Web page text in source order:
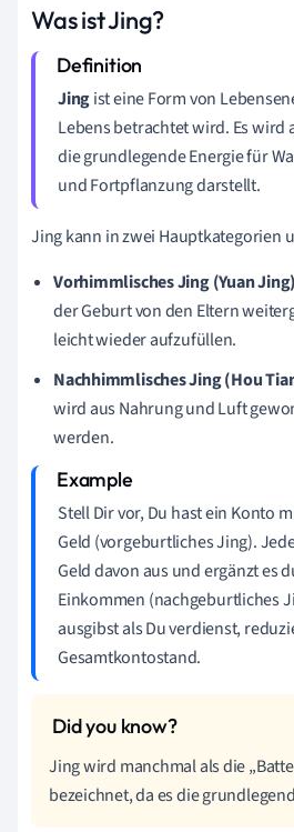
Was ist Jing?
Jingist eine Form von
Lebens betrachtet wird. Es wird
die grundlegende Energie für
und Fortpflanzung darstellt.
Jing kann in zwei Hauptkategorien
Vorhimmlisches Jing (Yuan Jing)
der Geburt von den Eltern
leicht wieder aufzufüllen.
Nachhimmlisches Jing (Hou
wird aus Nahrung und Luft
werden.
Stell Dir vor, Du hast ein Konto
Geld (vorgeburtliches Jing).
Geld davon aus und ergänzt es
Einkommen (nachgeburtliches
ausgibst als Du verdienst,
Gesamtkontostand.
Jing wird manchmal als die
bezeichnet, da es die